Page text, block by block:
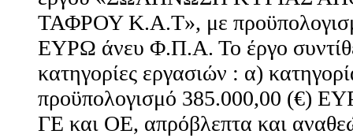
ΤΑΦΡΟΥ Κ.Α.Τ», με
ΕΥΡΩ άνευ Φ.Π.Α. Το έργο
κατηγορίες εργασιών : α)
προϋπολογισμό 385.000,00 (€)
ΓΕ και ΟΕ, απρόβλεπτα και